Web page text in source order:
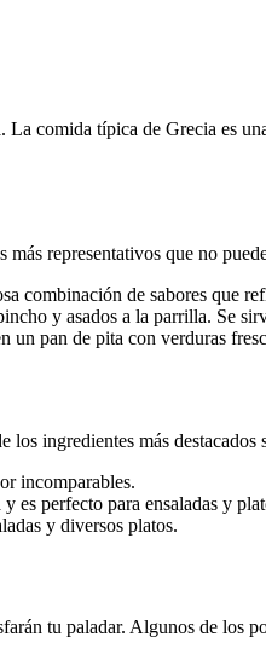
comida típica de Grecia es
representativos que no
combinación de sabores que
y asados a la parrilla. Se
pan de pita con verduras
los ingredientes más destacados
incomparables.
es perfecto para ensaladas y
y diversos platos.
tu paladar. Algunos de los